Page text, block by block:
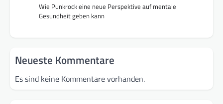
Wie Punkrock eine neue Perspektive auf mentale
Gesundheit geben kann
Neueste Kommentare
Es sind keine Kommentare vorhanden.